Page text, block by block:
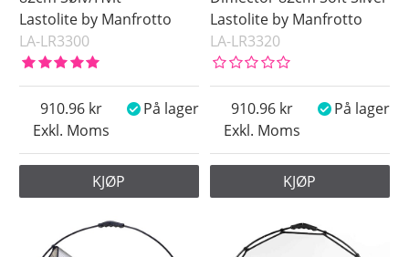
Lastolite by Manfrotto
LA-LR3300
Exkl. Moms
910.96 På lager
KJØP
Lastolite by Manfrotto
LA-LR3320
Exkl. Moms
910.96 På lager
KJØP